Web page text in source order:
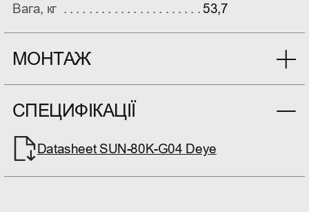
Вага, кг
53,7
МОНТАЖ
спеціалістів та надає послуги монтажу будь-
якої складності для всього асортименту нашого
сайту. Ціна розраховується під кожен об'єкт
окремо.
СПЕЦИФІКАЦІЇ
Datasheet SUN-80K-G04 Deye